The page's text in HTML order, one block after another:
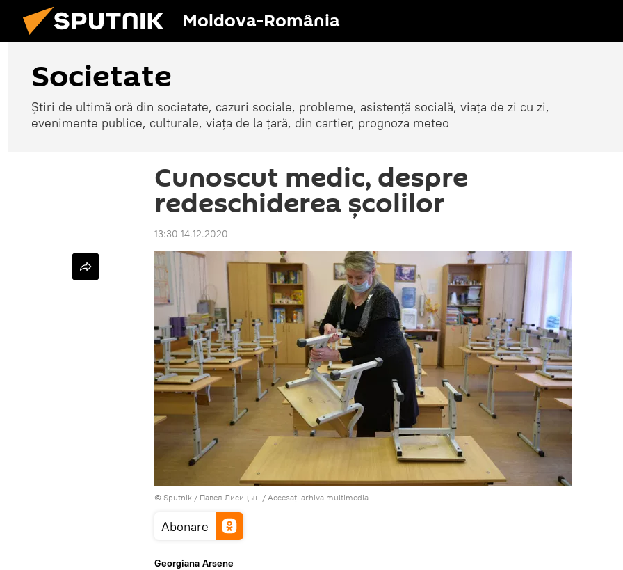
Moldova-România
Societate
Știri de ultimă oră din societate, cazuri sociale, probleme, asistență socială, viața de zi cu zi,
evenimente publice, culturale, viața de la țară, din cartier, prognoza meteo
Cunoscut medic, despre
redeschiderea școlilor
13:30 14.12.2020
© Sputnik / Павел Лисицын / Accesați arhiva multimedia
Abonare
Georgiana Arsene